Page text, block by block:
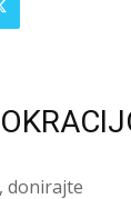
donirajte